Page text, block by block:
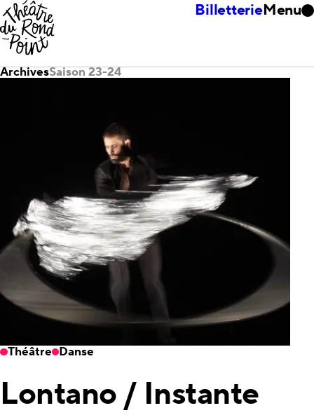
BilletterieMenu
ArchivesSaison 23-24
Théâtre Danse
Lontano / Instante